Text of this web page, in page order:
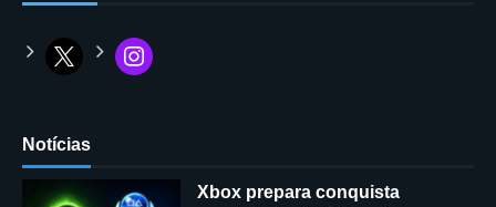
Notícias
Xbox prepara conquista